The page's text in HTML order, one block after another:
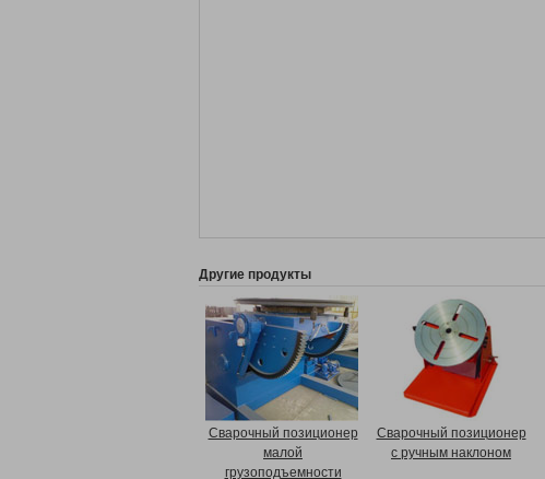
Другие продукты
Сварочный позиционер
малой
грузоподъемности
Сварочный позиционер
с ручным наклоном